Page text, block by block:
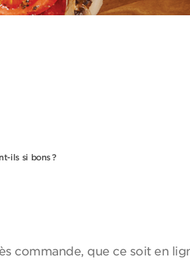
ils si bons ?
commande, que ce soit en